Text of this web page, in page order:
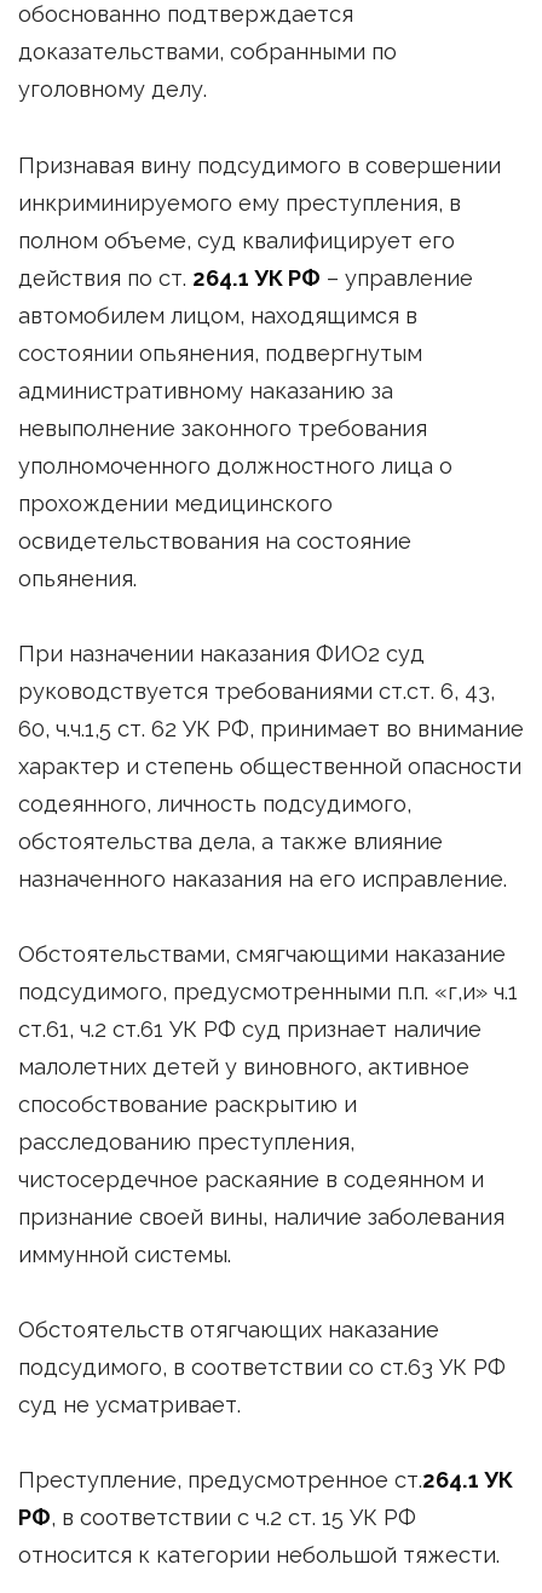
обоснованно подтверждается
доказательствами, собранными по
уголовному делу.
Признавая вину подсудимого в совершении
инкриминируемого ему преступления, в
полном объеме, суд квалифицирует его
действия по ст. 264.1 УК РФ – управление
автомобилем лицом, находящимся в
состоянии опьянения, подвергнутым
административному наказанию за
невыполнение законного требования
уполномоченного должностного лица о
прохождении медицинского
освидетельствования на состояние
опьянения.
При назначении наказания ФИО2 суд
руководствуется требованиями ст.ст. 6, 43,
60, ч.ч.1,5 ст. 62 УК РФ, принимает во внимание
характер и степень общественной опасности
содеянного, личность подсудимого,
обстоятельства дела, а также влияние
назначенного наказания на его исправление.
Обстоятельствами, смягчающими наказание
подсудимого, предусмотренными п.п. «г,и» ч.1
ст.61, ч.2 ст.61 УК РФ суд признает наличие
малолетних детей у виновного, активное
способствование раскрытию и
расследованию преступления,
чистосердечное раскаяние в содеянном и
признание своей вины, наличие заболевания
иммунной системы.
Обстоятельств отягчающих наказание
подсудимого, в соответствии со ст.63 УК РФ
суд не усматривает.
Преступление, предусмотренное ст.264.1 УК
РФ, в соответствии с ч.2 ст. 15 УК РФ
относится к категории небольшой тяжести.